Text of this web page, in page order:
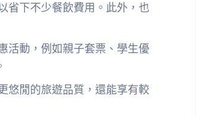
省下不少餐飲費用。此外，也
活動，例如親子套票、學生優
悠閒的旅遊品質，還能享有較